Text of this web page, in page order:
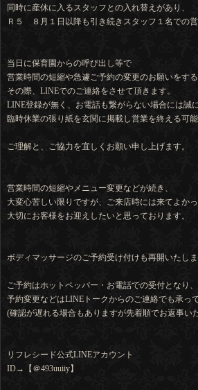
同時に産休に入るスタッフとの入れ替えがあり、
Ｒ５ ８月１日以降も引き続きスタッフ１名での営
当日に保育園からの呼び出し等で
営業時間の短縮や急遽ご予約の変更のお願いをする
その際、LINEでのご連絡をさせて頂きます。
LINE登録が無く、お電話も繋がらない場合には誠
臨時休業の張り紙を玄関に掲載し営業を終える可能
ご理解と、ご協力を宜しくお願い申し上げます。
営業時間の短縮やメニュー変更などが続き、
大変心苦しい限りですが、ご来店時には来てよか
大切にお客様をお迎えしたいと思っております。
ボディマッサージのご予約受け付けも再開いたしま
ご予約はホットペッパー・お電話での受付となり、
予約変更などはLINEトークからのご連絡でも承っ
(確認が遅れる場合もありますが先着順でお返事い
リフレシード公式LINEアカウント
ID→【＠493uuiiy】